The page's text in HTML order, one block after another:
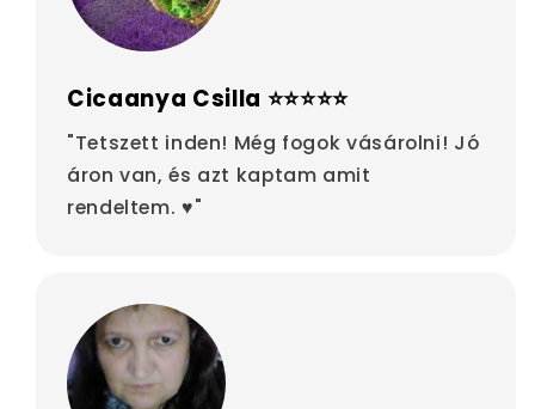
Cicaanya Csilla ⭐⭐⭐⭐⭐
"Tetszett inden! Még fogok vásárolni! Jó
áron van, és azt kaptam amit
rendeltem. ♥"